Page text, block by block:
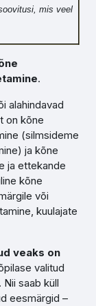
mis veel
.
alahindavad
on kõne
(silmsideme
ja kõne
ja ettekande
kõne
või
kuulajate
veaks on
valitud
saab küll
eesmärgid –